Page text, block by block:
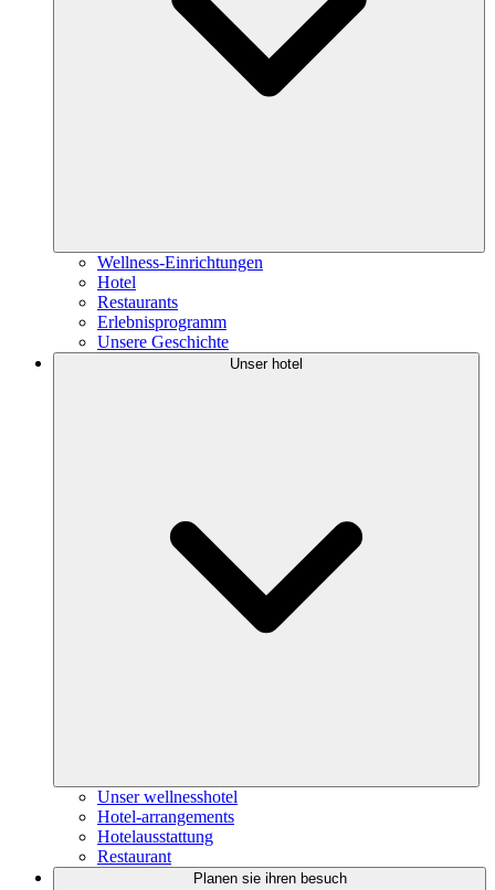
Wellness-Einrichtungen
Hotel
Restaurants
Erlebnisprogramm
Unsere Geschichte
Unser hotel
Unser wellnesshotel
Hotel-arrangements
Hotelausstattung
Restaurant
Planen sie ihren besuch